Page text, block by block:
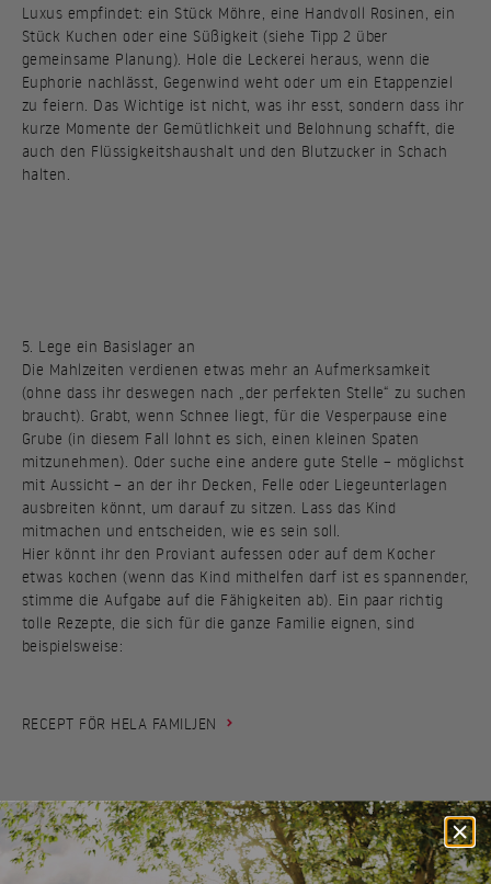
Luxus empfindet: ein Stück Möhre, eine Handvoll Rosinen, ein
Stück Kuchen oder eine Süßigkeit (siehe Tipp 2 über
gemeinsame Planung). Hole die Leckerei heraus, wenn die
Euphorie nachlässt, Gegenwind weht oder um ein Etappenziel
zu feiern. Das Wichtige ist nicht, was ihr esst, sondern dass ihr
kurze Momente der Gemütlichkeit und Belohnung schafft, die
auch den Flüssigkeitshaushalt und den Blutzucker in Schach
halten.
5. Lege ein Basislager an
Die Mahlzeiten verdienen etwas mehr an Aufmerksamkeit
(ohne dass ihr deswegen nach „der perfekten Stelle“ zu suchen
braucht). Grabt, wenn Schnee liegt, für die Vesperpause eine
Grube (in diesem Fall lohnt es sich, einen kleinen Spaten
mitzunehmen). Oder suche eine andere gute Stelle – möglichst
mit Aussicht – an der ihr Decken, Felle oder Liegeunterlagen
ausbreiten könnt, um darauf zu sitzen. Lass das Kind
mitmachen und entscheiden, wie es sein soll.
Hier könnt ihr den Proviant aufessen oder auf dem Kocher
etwas kochen (wenn das Kind mithelfen darf ist es spannender,
stimme die Aufgabe auf die Fähigkeiten ab). Ein paar richtig
tolle Rezepte, die sich für die ganze Familie eignen, sind
beispielsweise:
RECEPT FÖR HELA FAMILJEN
6. Setze die Latte nach und nach höher